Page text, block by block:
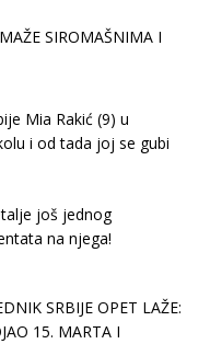
SIROMAŠNIMA I
Mia Rakić (9) u
i od tada joj se gubi
još jednog
na njega!
SRBIJE OPET LAŽE:
15. MARTA I